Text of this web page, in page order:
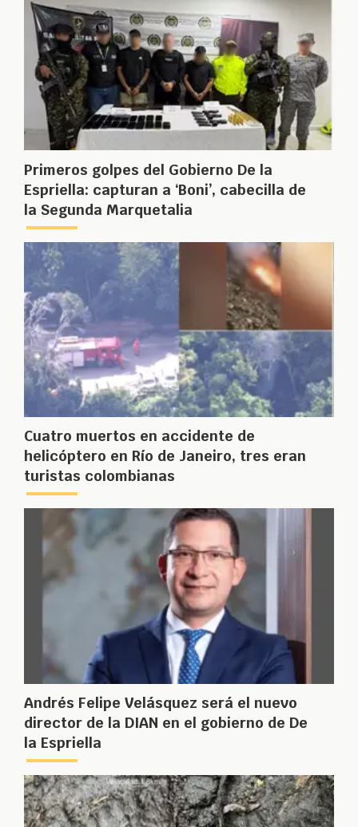
Primeros golpes del Gobierno De la
Espriella: capturan a ‘Boni’, cabecilla de
la Segunda Marquetalia
Cuatro muertos en accidente de
helicóptero en Río de Janeiro, tres eran
turistas colombianas
Andrés Felipe Velásquez será el nuevo
director de la DIAN en el gobierno de De
la Espriella